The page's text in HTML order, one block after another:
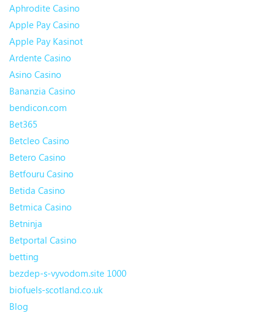
Aphrodite Casino
Apple Pay Casino
Apple Pay Kasinot
Ardente Casino
Asino Casino
Bananzia Casino
bendicon.com
Bet365
Betcleo Casino
Betero Casino
Betfouru Casino
Betida Casino
Betmica Casino
Betninja
Betportal Casino
betting
bezdep-s-vyvodom.site 1000
biofuels-scotland.co.uk
Blog